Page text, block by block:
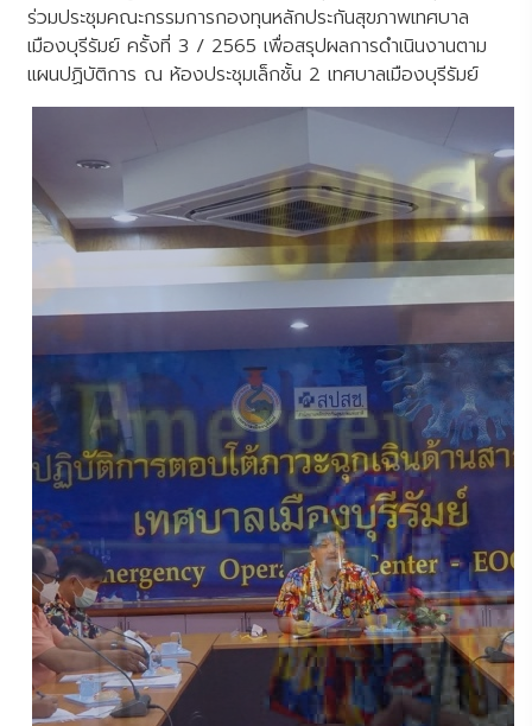
ร่วมประชุมคณะกรรมการกองทุนหลักประกันสุขภาพเทศบาล
เมืองบุรีรัมย์ ครั้งที่ 3 / 2565 เพื่อสรุปผลการดำเนินงานตาม
แผนปฏิบัติการ ณ ห้องประชุมเล็กชั้น 2 เทศบาลเมืองบุรีรัมย์